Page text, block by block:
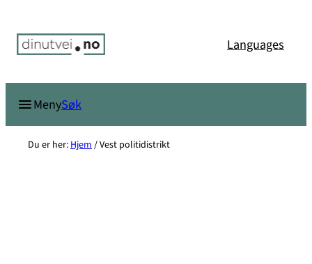
innhold
Languages
MenySøk
Du er her: Hjem /Vest politidistrikt